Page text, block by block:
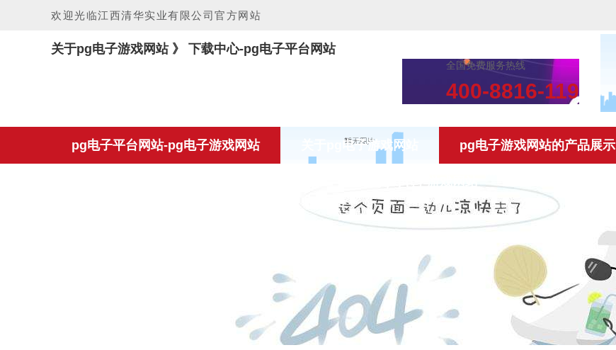
欢迎光临江西清华实业有限公司官方网站
关于pg电子游戏网站 》 下载中心-pg电子平台网站
全国免费服务热线
400-8816-119
pg电子平台网站-pg电子游戏网站 关于pg电子游戏网站 pg电子游戏网站的产品展示
联系pg电子游戏网站